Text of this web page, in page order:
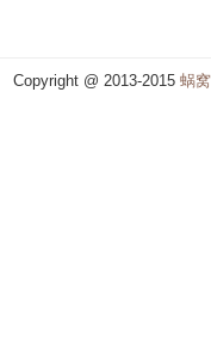
Copyright @ 2013-2015 蜗